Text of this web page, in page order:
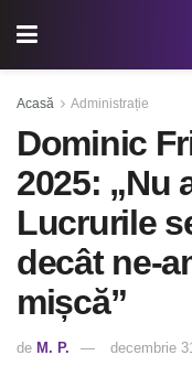
Acasă Administrație
Dominic
2025: „Nu
Lucrurile
decât ne-
mișcă”
de M. P. decembrie